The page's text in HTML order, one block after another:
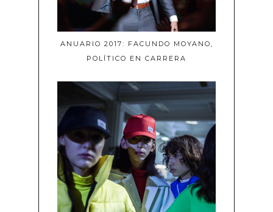
ANUARIO 2017: FACUNDO MOYANO,
POLÍTICO EN CARRERA